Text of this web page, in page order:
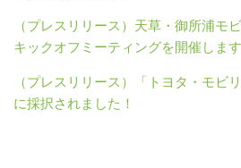
（プレスリリース）天草・御所浦モ
キックオフミーティングを開催します
（プレスリリース）「トヨタ・モビ
に採択されました！